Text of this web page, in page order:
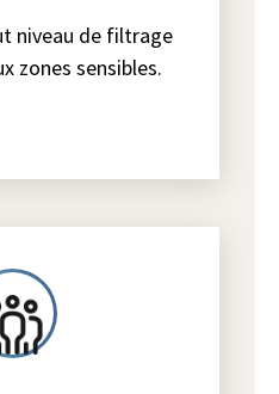
niveau de filtrage
zones sensibles.